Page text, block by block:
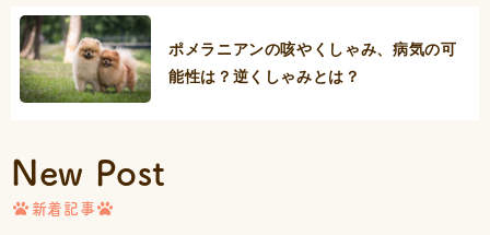
ポメラニアンの咳やくしゃみ、病気の可
能性は？逆くしゃみとは？
New Post
新着記事